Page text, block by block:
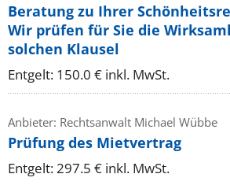
Beratung zu Ihrer
Wir prüfen für Sie die
solchen Klausel
Entgelt: 150.0 € inkl. MwSt.
Anbieter: Rechtsanwalt Michael Wübbe
Prüfung des Mietvertrag
Entgelt: 297.5 € inkl. MwSt.